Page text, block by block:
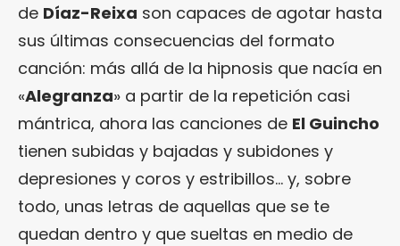
de Díaz-Reixa son capaces de agotar hasta
sus últimas consecuencias del formato
canción: más allá de la hipnosis que nacía en
«Alegranza» a partir de la repetición casi
mántrica, ahora las canciones de El Guincho
tienen subidas y bajadas y subidones y
depresiones y coros y estribillos… y, sobre
todo, unas letras de aquellas que se te
quedan dentro y que sueltas en medio de